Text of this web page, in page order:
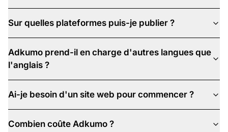
Sur quelles plateformes puis-je publier ?
Adkumo prend-il en charge d'autres langues que
l'anglais ?
Ai-je besoin d'un site web pour commencer ?
Combien coûte Adkumo ?